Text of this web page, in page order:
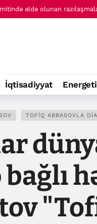
hadisəsi Ağ Evdəki
hadisəsi Ağ Evdəki
İqtisadiyyat
TOFIQ ABBASOVLA